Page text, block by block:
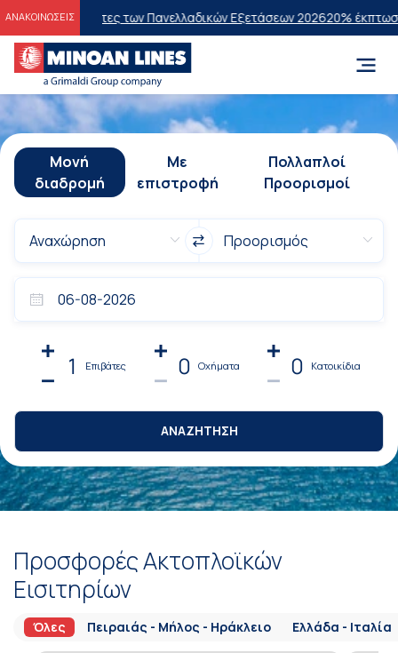
ΑΝΑΚΟΙΝΩΣΕΙΣτων Πανελλαδικών Εξετάσεων 202620% έκπτωση στην
Μονή
διαδρομή
Με
επιστροφή
Πολλαπλοί
Προορισμοί
1 Επιβάτες 0 Οχήματα 0 Κατοικίδια
ΑΝΑΖΗΤΗΣΗ
Προσφορές Ακτοπλοϊκών
Εισιτηρίων
Όλες Πειραιάς - Μήλος - Ηράκλειο Ελλάδα - Ιταλία